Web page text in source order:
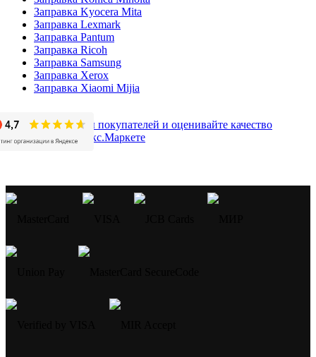
Заправка Kyocera Mita
Заправка Lexmark
Заправка Pantum
Заправка Ricoh
Заправка Samsung
Заправка Xerox
Заправка Xiaomi Mijia